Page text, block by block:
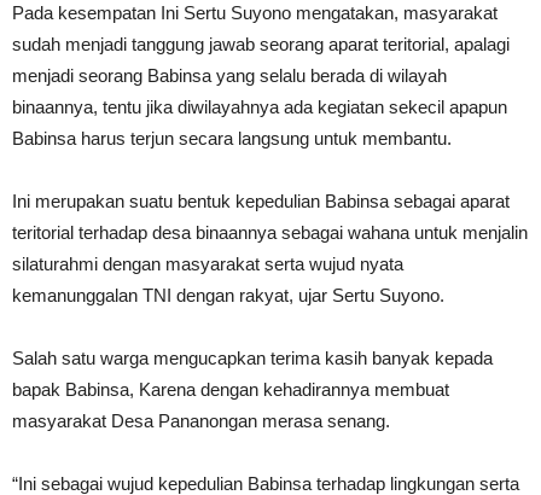
Pada kesempatan Ini Sertu Suyono mengatakan, masyarakat
sudah menjadi tanggung jawab seorang aparat teritorial, apalagi
menjadi seorang Babinsa yang selalu berada di wilayah
binaannya, tentu jika diwilayahnya ada kegiatan sekecil apapun
Babinsa harus terjun secara langsung untuk membantu.
Ini merupakan suatu bentuk kepedulian Babinsa sebagai aparat
teritorial terhadap desa binaannya sebagai wahana untuk menjalin
silaturahmi dengan masyarakat serta wujud nyata
kemanunggalan TNI dengan rakyat, ujar Sertu Suyono.
Salah satu warga mengucapkan terima kasih banyak kepada
bapak Babinsa, Karena dengan kehadirannya membuat
masyarakat Desa Pananongan merasa senang.
“Ini sebagai wujud kepedulian Babinsa terhadap lingkungan serta